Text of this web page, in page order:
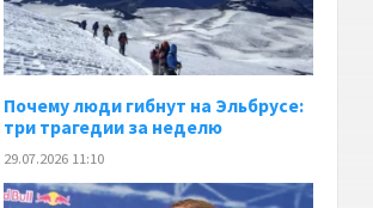
Почему люди гибнут на Эльбрусе:
три трагедии за неделю
29.07.2026 11:10